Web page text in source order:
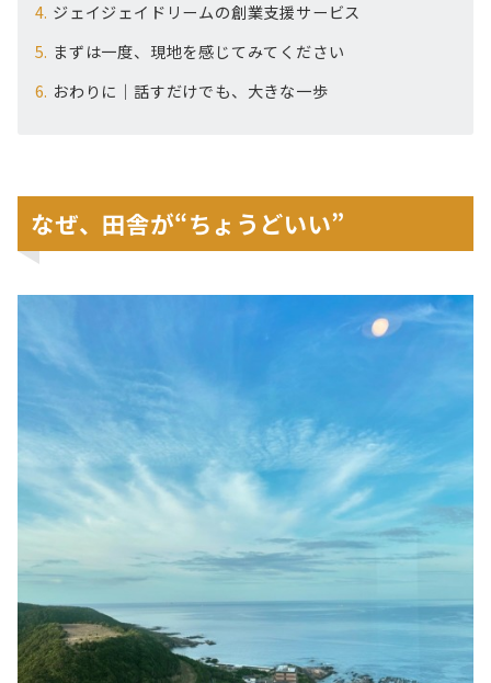
ジェイジェイドリームの創業支援サービス
まずは一度、現地を感じてみてください
おわりに｜話すだけでも、大きな一歩
なぜ、田舎が“ちょうどいい”